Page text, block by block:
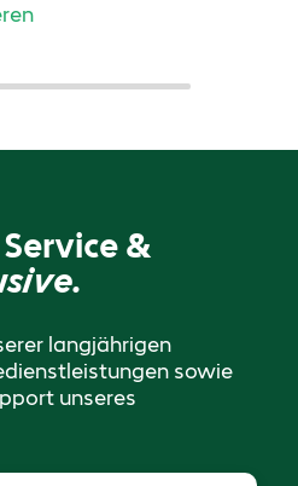
&
langjährigen
sowie
unseres